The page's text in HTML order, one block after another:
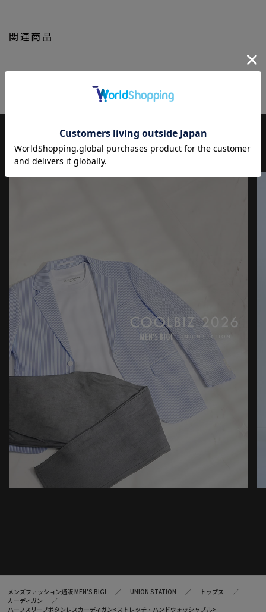
185cm size:L
【UNION STATION by mens bigi/ユニオンステーション バイ メン
アメリカントラッドを軸にアメリカンカルチャー、ストリート、
ワーク、アウトドアといった多様なスタイル・文化を柔軟に取り
入れながら、現代の大人にふさわしいファッションを追求するブ
関連商品
JOURNAL もっと見る
メンズファッション通販 MEN'S BIGI UNION STATION
トップス
カーディガン
ハーフスリーブボタンレスカーディガン<ストレッチ・ハンドウォッシャブル>